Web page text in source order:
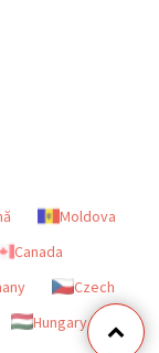
Moldova
Canada
Czech
Hungary